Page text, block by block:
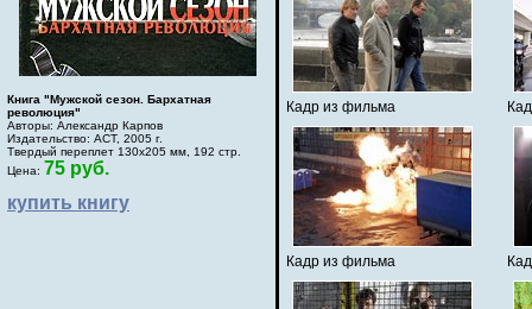
Книга "Мужской сезон. Бархатная
революция"
Авторы: Александр Карпов
Издательство: АСТ, 2005 г.
Твердый переплет 130х205 мм, 192 стр.
Цена: 75 руб.
купить книгу
Кадр из фильма
Кадр из фильма